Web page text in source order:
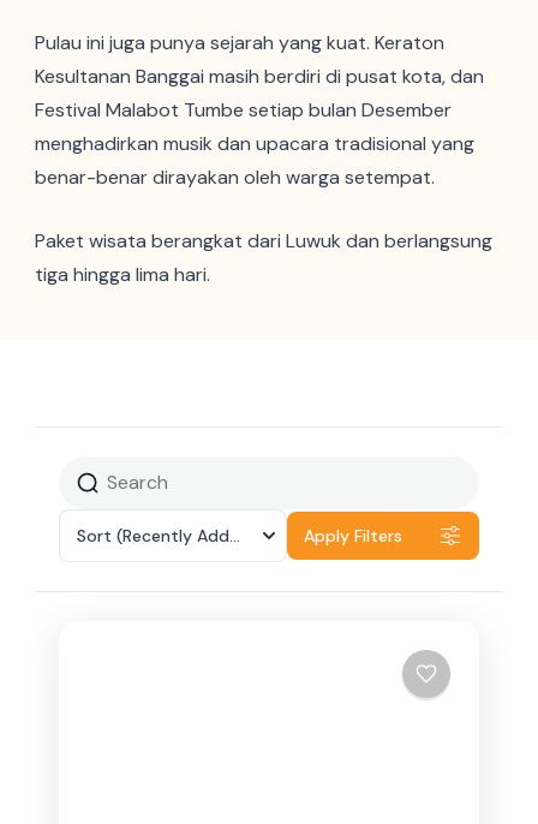
Pulau ini juga punya sejarah yang kuat. Keraton
Kesultanan Banggai masih berdiri di pusat kota, dan
Festival Malabot Tumbe setiap bulan Desember
menghadirkan musik dan upacara tradisional yang
benar-benar dirayakan oleh warga setempat.
Paket wisata berangkat dari Luwuk dan berlangsung
tiga hingga lima hari.
Sort Apply Filters